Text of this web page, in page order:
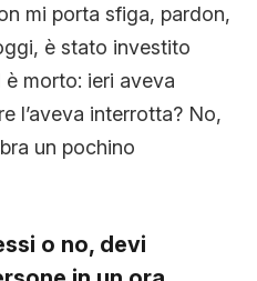
mi porta sfiga, pardon,
è stato investito
morto: ieri aveva
l’aveva interrotta? No,
un pochino
o no, devi